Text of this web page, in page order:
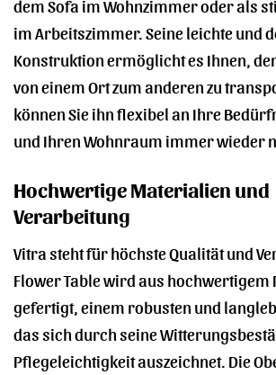
dem Sofa im Wohnzimmer oder als
im Arbeitszimmer. Seine leichte und
Konstruktion ermöglicht es Ihnen,
von einem Ort zum anderen zu
können Sie ihn flexibel an Ihre
und Ihren Wohnraum immer wieder
Hochwertige Materialien und
Verarbeitung
Vitra steht für höchste Qualität und
Flower Table wird aus hochwertigem
gefertigt, einem robusten und
das sich durch seine
Pflegeleichtigkeit auszeichnet. Die